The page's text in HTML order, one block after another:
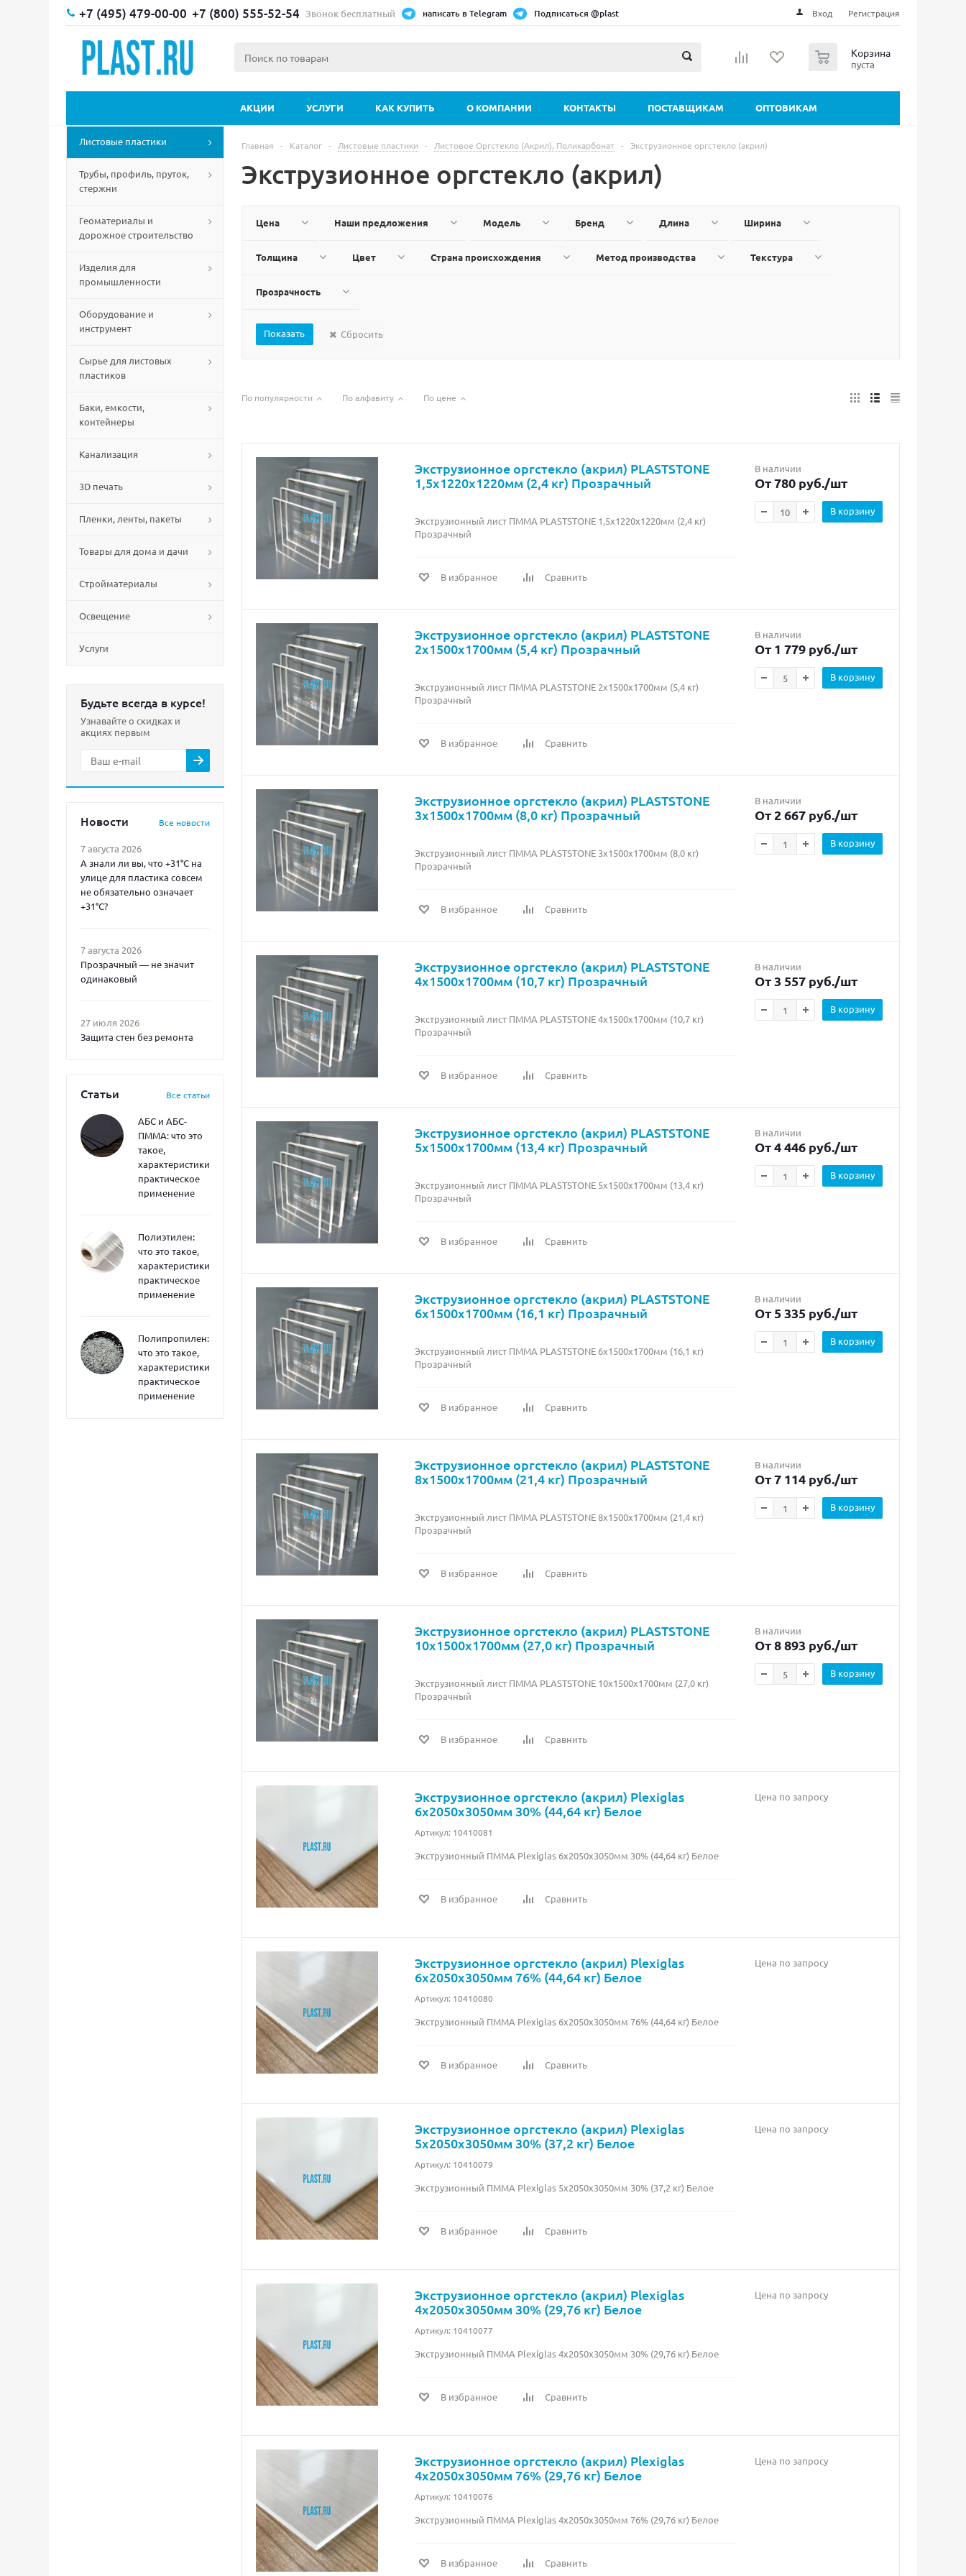
+7 (495) 479-00-00 +7 (800) 555-52-54 Звонок бесплатный написать в Telegram Подписаться @plast Вход Регистрация
Корзина
пуста
АКЦИИ УСЛУГИ КАК КУПИТЬ О КОМПАНИИ КОНТАКТЫ ПОСТАВЩИКАМ ОПТОВИКАМ
Листовые пластики
Трубы, профиль, пруток,
стержни
Геоматериалы и
дорожное строительство
Изделия для
промышленности
Оборудование и
инструмент
Сырье для листовых
пластиков
Баки, емкости,
контейнеры
Канализация
3D печать
Пленки, ленты, пакеты
Товары для дома и дачи
Стройматериалы
Освещение
Услуги
Будьте всегда в курсе!
Узнавайте о скидках и
акциях первым
Новости Все новости
7 августа 2026
А знали ли вы, что +31°C на
улице для пластика совсем
не обязательно означает
+31°C?
7 августа 2026
Прозрачный — не значит
одинаковый
27 июля 2026
Защита стен без ремонта
Статьи Все статьи
АБС и АБС-
ПММА: что это
такое,
характеристики,
практическое
применение
Полиэтилен:
что это такое,
характеристики,
практическое
применение
Полипропилен:
что это такое,
характеристики,
практическое
применение
Главная - Каталог - Листовые пластики - Листовое Оргстекло (Акрил), Поликарбонат - Экструзионное оргстекло (акрил)
Экструзионное оргстекло (акрил)
Цена Наши предложения Модель Бренд Длина Ширина
Толщина Цвет Страна происхождения Метод производства Текстура
Прозрачность
Сбросить
По популярности По алфавиту По цене
Экструзионное оргстекло (акрил) PLASTSTONE
1,5х1220х1220мм (2,4 кг) Прозрачный
Экструзионный лист ПММА PLASTSTONE 1,5х1220х1220мм (2,4 кг)
Прозрачный
В избранное Сравнить
В наличии
От 780 руб./шт
В корзину
Экструзионное оргстекло (акрил) PLASTSTONE
2х1500х1700мм (5,4 кг) Прозрачный
Экструзионный лист ПММА PLASTSTONE 2х1500х1700мм (5,4 кг)
Прозрачный
В избранное Сравнить
В наличии
От 1 779 руб./шт
В корзину
Экструзионное оргстекло (акрил) PLASTSTONE
3х1500х1700мм (8,0 кг) Прозрачный
Экструзионный лист ПММА PLASTSTONE 3х1500х1700мм (8,0 кг)
Прозрачный
В избранное Сравнить
В наличии
От 2 667 руб./шт
В корзину
Экструзионное оргстекло (акрил) PLASTSTONE
4х1500х1700мм (10,7 кг) Прозрачный
Экструзионный лист ПММА PLASTSTONE 4х1500х1700мм (10,7 кг)
Прозрачный
В избранное Сравнить
В наличии
От 3 557 руб./шт
В корзину
Экструзионное оргстекло (акрил) PLASTSTONE
5х1500х1700мм (13,4 кг) Прозрачный
Экструзионный лист ПММА PLASTSTONE 5х1500х1700мм (13,4 кг)
Прозрачный
В избранное Сравнить
В наличии
От 4 446 руб./шт
В корзину
Экструзионное оргстекло (акрил) PLASTSTONE
6х1500х1700мм (16,1 кг) Прозрачный
Экструзионный лист ПММА PLASTSTONE 6х1500х1700мм (16,1 кг)
Прозрачный
В избранное Сравнить
В наличии
От 5 335 руб./шт
В корзину
Экструзионное оргстекло (акрил) PLASTSTONE
8х1500х1700мм (21,4 кг) Прозрачный
Экструзионный лист ПММА PLASTSTONE 8х1500х1700мм (21,4 кг)
Прозрачный
В избранное Сравнить
В наличии
От 7 114 руб./шт
В корзину
Экструзионное оргстекло (акрил) PLASTSTONE
10х1500х1700мм (27,0 кг) Прозрачный
Экструзионный лист ПММА PLASTSTONE 10х1500х1700мм (27,0 кг)
Прозрачный
В избранное Сравнить
В наличии
От 8 893 руб./шт
В корзину
Экструзионное оргстекло (акрил) Plexiglas
6х2050х3050мм 30% (44,64 кг) Белое
Артикул: 10410081
Экструзионный ПММА Plexiglas 6х2050х3050мм 30% (44,64 кг) Белое
В избранное Сравнить
Цена по запросу
Экструзионное оргстекло (акрил) Plexiglas
6х2050х3050мм 76% (44,64 кг) Белое
Артикул: 10410080
Экструзионный ПММА Plexiglas 6х2050х3050мм 76% (44,64 кг) Белое
В избранное Сравнить
Цена по запросу
Экструзионное оргстекло (акрил) Plexiglas
5х2050х3050мм 30% (37,2 кг) Белое
Артикул: 10410079
Экструзионный ПММА Plexiglas 5х2050х3050мм 30% (37,2 кг) Белое
В избранное Сравнить
Цена по запросу
Экструзионное оргстекло (акрил) Plexiglas
4х2050х3050мм 30% (29,76 кг) Белое
Артикул: 10410077
Экструзионный ПММА Plexiglas 4х2050х3050мм 30% (29,76 кг) Белое
В избранное Сравнить
Цена по запросу
Экструзионное оргстекло (акрил) Plexiglas
4х2050х3050мм 76% (29,76 кг) Белое
Артикул: 10410076
Экструзионный ПММА Plexiglas 4х2050х3050мм 76% (29,76 кг) Белое
В избранное Сравнить
Цена по запросу